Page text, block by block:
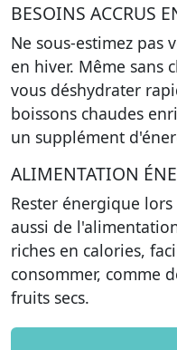
BESOINS ACCRUS
Ne sous-estimez pas
en hiver. Même sans
vous déshydrater
boissons chaudes
un supplément
ALIMENTATION
Rester énergique
aussi de
riches en calories,
consommer, comme
fruits secs.